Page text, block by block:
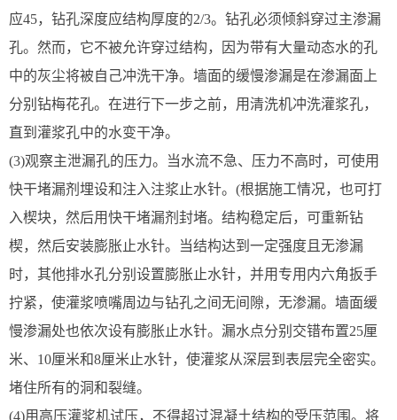
应45，钻孔深度应结构厚度的2/3。钻孔必须倾斜穿过主渗漏
孔。然而，它不被允许穿过结构，因为带有大量动态水的孔
中的灰尘将被自己冲洗干净。墙面的缓慢渗漏是在渗漏面上
分别钻梅花孔。在进行下一步之前，用清洗机冲洗灌浆孔，
直到灌浆孔中的水变干净。
(3)观察主泄漏孔的压力。当水流不急、压力不高时，可使用
快干堵漏剂埋设和注入注浆止水针。(根据施工情况，也可打
入楔块，然后用快干堵漏剂封堵。结构稳定后，可重新钻
楔，然后安装膨胀止水针。当结构达到一定强度且无渗漏
时，其他排水孔分别设置膨胀止水针，并用专用内六角扳手
拧紧，使灌浆喷嘴周边与钻孔之间无间隙，无渗漏。墙面缓
慢渗漏处也依次设有膨胀止水针。漏水点分别交错布置25厘
米、10厘米和8厘米止水针，使灌浆从深层到表层完全密实。
堵住所有的洞和裂缝。
(4)用高压灌浆机试压，不得超过混凝土结构的受压范围。将